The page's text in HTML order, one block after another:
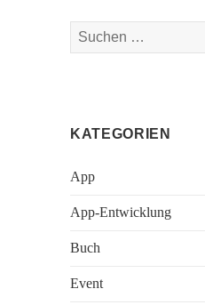
Suchen
nach:
KATEGORIEN
App
App-Entwicklung
Buch
Event